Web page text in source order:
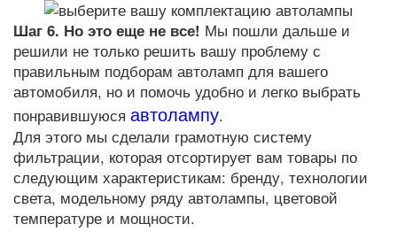
Шаг 6. Но это еще не все! Мы пошли дальше и
решили не только решить вашу проблему с
правильным подборам автоламп для вашего
автомобиля, но и помочь удобно и легко выбрать
понравившуюся автолампу.
Для этого мы сделали грамотную систему
фильтрации, которая отсортирует вам товары по
следующим характеристикам: бренду, технологии
света, модельному ряду автолампы, цветовой
температуре и мощности.